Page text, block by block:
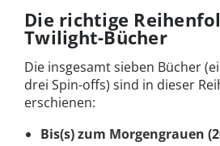
Die richtige
Twilight-Bücher
Die insgesamt sieben Bücher
drei Spin-offs) sind in dieser
erschienen:
Bis(s) zum Morgengrauen